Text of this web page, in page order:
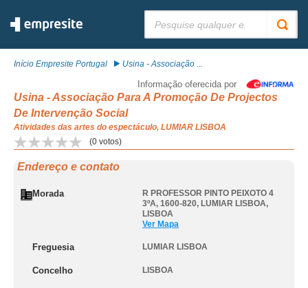
Início Empresite Portugal Usina - Associação ...
Informação oferecida por
Usina - Associação Para A Promoção De Projectos
De Intervenção Social
Atividades das artes do espectáculo, LUMIAR LISBOA
(0 votos)
Endereço e contato
Morada
R PROFESSOR PINTO PEIXOTO 4
3ºA, 1600-820, LUMIAR LISBOA,
LISBOA
Ver Mapa
Freguesia LUMIAR LISBOA
Concelho LISBOA